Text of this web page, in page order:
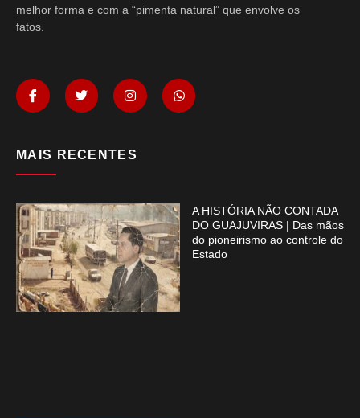
melhor forma e com a “pimenta natural” que envolve os
fatos.
MAIS RECENTES
A HISTÓRIA NÃO CONTADA
DO GUAJUVIRAS | Das mãos
do pioneirismo ao controle do
Estado